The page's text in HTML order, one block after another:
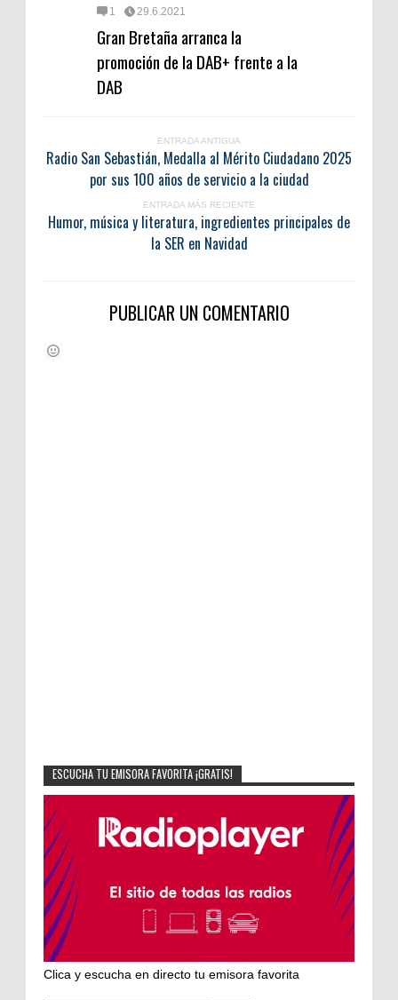
1 29.6.2021
Gran Bretaña arranca la
promoción de la DAB+ frente a la
DAB
ENTRADA ANTIGUA
Radio San Sebastián, Medalla al Mérito Ciudadano 2025
por sus 100 años de servicio a la ciudad
ENTRADA MÁS RECIENTE
Humor, música y literatura, ingredientes principales de
la SER en Navidad
PUBLICAR UN COMENTARIO
ESCUCHA TU EMISORA FAVORITA ¡GRATIS!
Clica y escucha en directo tu emisora favorita